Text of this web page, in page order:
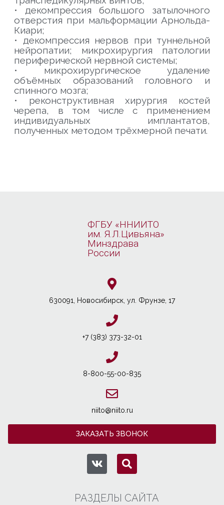
• декомпрессия большого затылочного
отверстия при мальформации Арнольда-
Киари;
• декомпрессия нервов при туннельной
нейропатии; микрохирургия патологии
периферической нервной системы;
• микрохирургическое удаление
объёмных образований головного и
спинного мозга;
• реконструктивная хирургия костей
черепа, в том числе с применением
индивидуальных имплантатов,
полученных методом трёхмерной печати.
ФГБУ «ННИИТО
им. Я.Л.Цивьяна»
Минздрава
России
630091, Новосибирcк, ул. Фрунзе, 17
+7 (383) 373-32-01
8-800-55-00-835
niito@niito.ru
ЗАКАЗАТЬ ЗВОНОК
РАЗДЕЛЫ САЙТА